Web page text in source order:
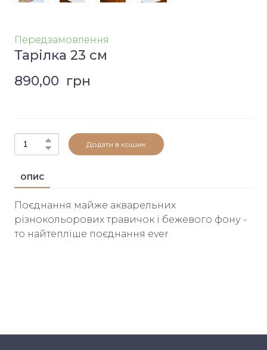
Передзамовлення
Тарілка 23 см
890,00  грн
Додати в кошик
ОПИС
Поєднання майже акварельних
різнокольорових травичок і бежевого фону -
то найтепліше поєднання ever